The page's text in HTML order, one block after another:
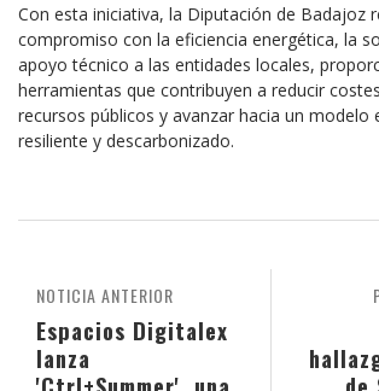
Con esta iniciativa, la Diputación de Badajoz
compromiso con la eficiencia energética, la
apoyo técnico a las entidades locales,
herramientas que contribuyen a reducir
recursos públicos y avanzar hacia un modelo
resiliente y descarbonizado.
NOTICIA ANTERIOR
Espacios Digitalex
lanza